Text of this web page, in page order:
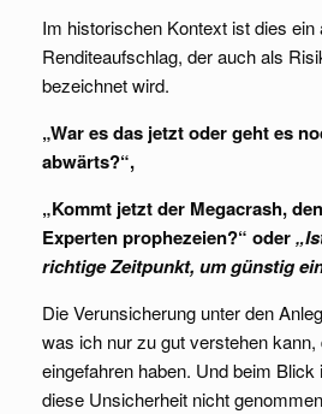
Im historischen Kontext ist dies ein
Renditeaufschlag, der auch als
bezeichnet wird.
„War es das jetzt oder geht es
abwärts?“,
„Kommt jetzt der Megacrash,
Experten prophezeien?“ oder
richtige Zeitpunkt, um günstig
Die Verunsicherung unter den
was ich nur zu gut verstehen kann,
eingefahren haben. Und beim
diese Unsicherheit nicht